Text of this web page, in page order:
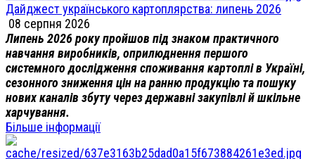
Дайджест українського картоплярства: липень 2026
08 серпня 2026
Липень 2026 року пройшов під знаком практичного
навчання виробників, оприлюднення першого
системного дослідження споживання картоплі в Україні,
сезонного зниження цін на ранню продукцію та пошуку
нових каналів збуту через державні закупівлі й шкільне
харчування.
Більше інформації